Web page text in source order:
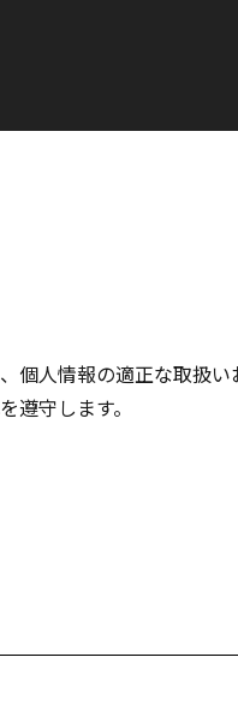
人情報の適正な取扱
守します。